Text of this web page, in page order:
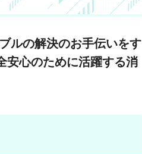
ルの解決のお手伝いをす
安心のために活躍する消